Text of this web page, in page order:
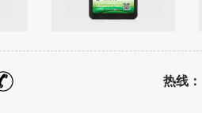
热线：